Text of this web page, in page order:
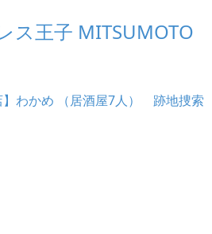
ス王子 MITSUMOTO
わかめ （居酒屋7人） 跡地捜索